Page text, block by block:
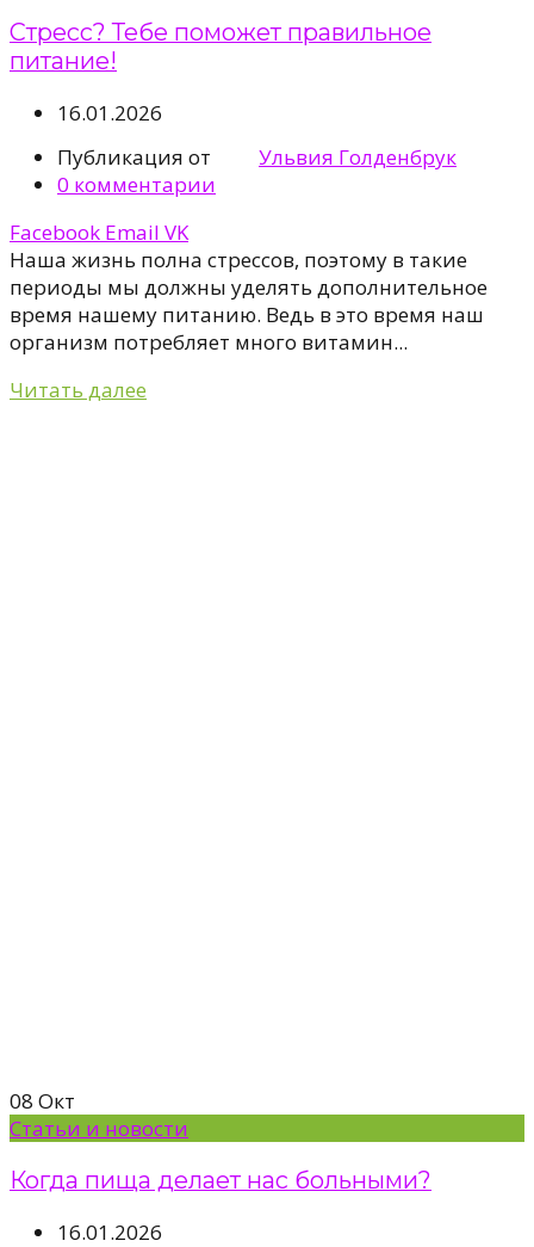
Стресс? Тебе поможет правильное
питание!
16.01.2026
Публикация от
Ульвия Голденбрук
0 комментарии
Facebook Email VK
Наша жизнь полна стрессов, поэтому в такие
периоды мы должны уделять дополнительное
время нашему питанию. Ведь в это время наш
организм потребляет много витамин...
Читать далее
08 Окт
Статьи и новости
Когда пища делаeт нас больными?
16.01.2026